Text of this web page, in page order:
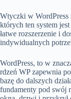
Wtyczki w WordPress
których ten system
łatwe rozszerzenie i
indywidualnych
WordPress, to w
rdzeń WP zapewnia
bazę do dalszych
fundamenty pod swój